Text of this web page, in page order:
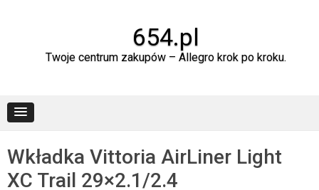
654.pl
Twoje centrum zakupów – Allegro krok po kroku.
Wkładka Vittoria AirLiner Light
XC Trail 29×2.1/2.4